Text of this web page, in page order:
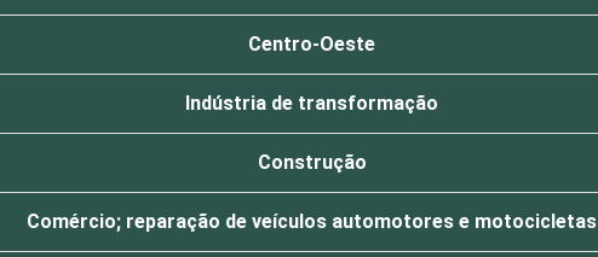
Centro-Oeste
Indústria de transformação
Construção
Comércio; reparação de veículos automotores e motocicletas